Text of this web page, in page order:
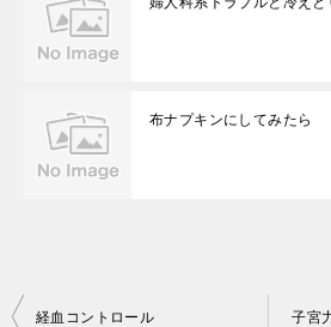
布ナプキンにしてみたら
投
経血コントロール 子宮